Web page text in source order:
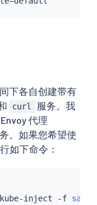
下各自创建带有
curl
服务。我
代理
。如果您希望使
如下命令：
inject -f